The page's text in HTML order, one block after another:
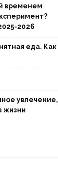
временем
2026
еда. Как
увлечение,
жизни